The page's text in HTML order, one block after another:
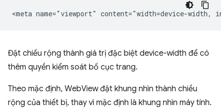
Đặt chiều rộng thành giá trị đặc biệt device-width để có
thêm quyền kiểm soát bố cục trang.
Theo mặc định, WebView đặt khung nhìn thành chiều
rộng của thiết bị, thay vì mặc định là khung nhìn máy tính.